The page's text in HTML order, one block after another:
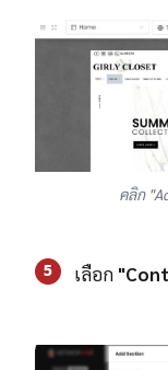
คลิก
5 เลือก